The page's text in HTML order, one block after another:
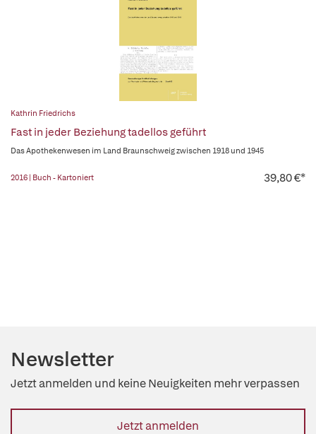
Kathrin Friedrichs
Fast in jeder Beziehung tadellos geführt
Das Apothekenwesen im Land Braunschweig zwischen 1918 und 1945
2016 | Buch - Kartoniert 39,80 €*
Newsletter
Jetzt anmelden und keine Neuigkeiten mehr verpassen
Jetzt anmelden